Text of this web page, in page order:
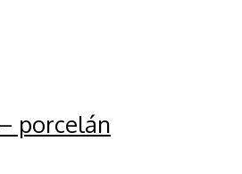
porcelán